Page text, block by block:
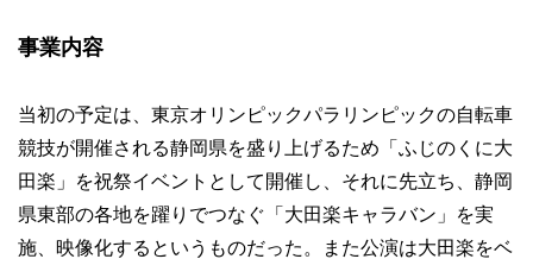
事業内容
当初の予定は、東京オリンピックパラリンピックの自転車
競技が開催される静岡県を盛り上げるため「ふじのくに大
田楽」を祝祭イベントとして開催し、それに先立ち、静岡
県東部の各地を躍りでつなぐ「大田楽キャラバン」を実
施、映像化するというものだった。また公演は大田楽をベ